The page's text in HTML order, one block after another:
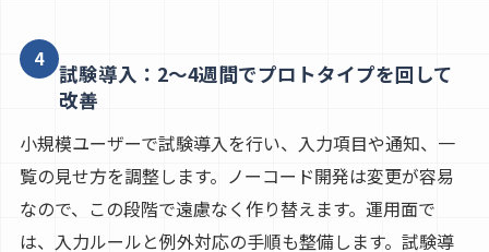
4
試験導入：2〜4週間でプロトタイプを回して
改善
小規模ユーザーで試験導入を行い、入力項目や通知、一
覧の見せ方を調整します。ノーコード開発は変更が容易
なので、この段階で遠慮なく作り替えます。運用面で
は、入力ルールと例外対応の手順も整備します。試験導